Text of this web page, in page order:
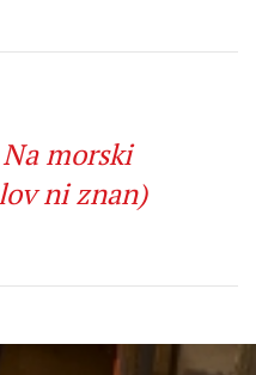
Na morski
ni znan)